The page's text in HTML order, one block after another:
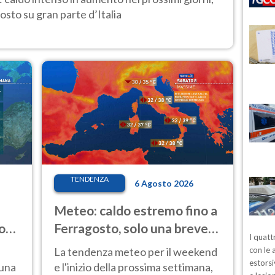
su gran parte d’Italia
TENDENZA 6 Agosto 2026
Meteo: caldo estremo fino a
Ferragosto, solo una breve
pausa. Ecco dove
La tendenza meteo per il weekend
e l'inizio della prossima settimana,
I
con le